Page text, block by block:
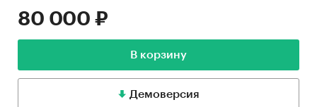
80 000 ₽
В корзину
Демоверсия